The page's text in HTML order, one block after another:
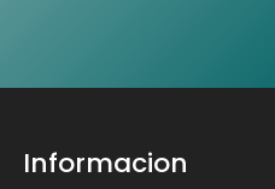
Informacion